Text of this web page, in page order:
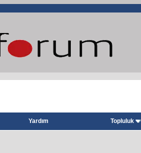
Yardım Topluluk